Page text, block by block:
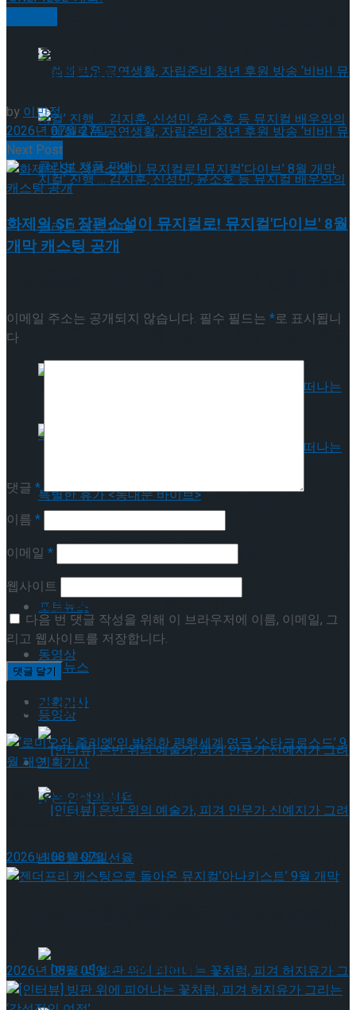
약 체결
혜화로운 공연생활, 자립준비 청년 후원 방송
뮤지컬 배우와의 콜라보 제품 판매
롤러스케이트 타고 시원한 맥주 한잔! DDP로 떠
나는 특별한 휴가 <동대문 바이브>
포토뉴스
동영상
기획기사
[인터뷰] 은반 위의 예술가, 피겨 안무가 신예지
국립극장 – 관광공사, 공연 관광 활성화 업무협
약 체결
롤러스케이트 타고 시원한 맥주 한잔! DDP로 떠
나는 특별한 휴가 <동대문 바이브>
포토뉴스
동영상
기획기사
가 그려내는 인생의 선율
민우혁·조형균·유리아·김원빈, 10월 합동 콘서트
‘ONEPIECE’ 개최!
by이민정
2026년 07월 27일
Next Post
화제의 SF 장편소설이 뮤지컬로! 뮤지컬'다이브' 8월
개막 캐스팅 공개
이메일 주소는 공개되지 않습니다. 필수 필드는 *로 표시됩니
다
댓글 *
이름 *
이메일 *
웹사이트
다음 번 댓글 작성을 위해 이 브라우저에 이름, 이메일, 그
리고 웹사이트를 저장합니다.
이번주 인기뉴스
‘로미오와 줄리엣’의 발칙한 평행세계,연극 ‘스타크
로스드’ 9월 재연
2026년 08월 07일
2026년 08월 05일